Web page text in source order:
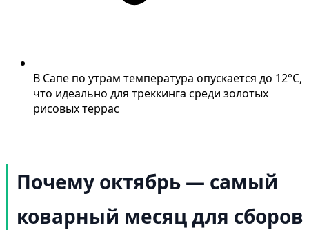
В Сапе по утрам температура опускается до 12°C,
что идеально для треккинга среди золотых
рисовых террас
Почему октябрь — самый
коварный месяц для сборов